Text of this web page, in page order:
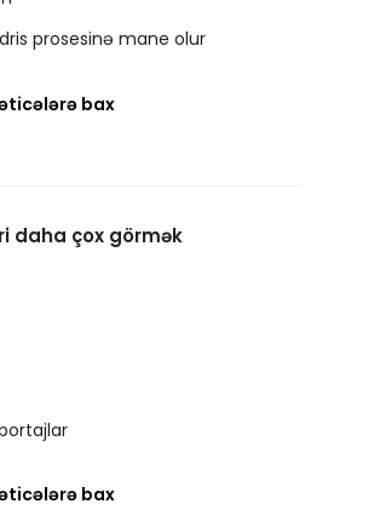
prosesinə mane olur
bax
daha çox görmək
bax